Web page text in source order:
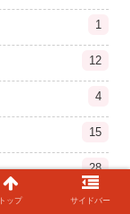
1
12
4
15
28
8
トップ サイドバー